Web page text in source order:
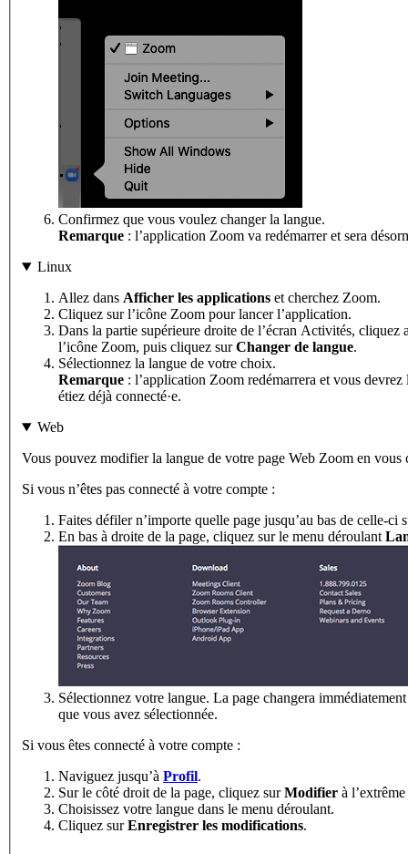
Confirmez que vous voulez changer la langue.
Remarque : l’application Zoom va redémarrer et sera
Linux
Allez dans Afficher les applications et cherchez Zoom.
Cliquez sur l’icône Zoom pour lancer l’application.
Dans la partie supérieure droite de l’écran Activités, cliquez
l’icône Zoom, puis cliquez surChanger de langue.
Sélectionnez la langue de votre choix.
Remarque : l’application Zoom redémarrera et vous
étiez déjà connecté·e.
Web
Vous pouvez modifier la langue de votre page Web Zoom en vous
Si vous n’êtes pas connecté à votre compte :
Faites défiler n’importe quelle page jusqu’au bas de celle-ci
En bas à droite de la page, cliquez sur le menu déroulant
Sélectionnez votre langue. La page changera
que vous avez sélectionnée.
Si vous êtes connecté à votre compte :
Naviguez jusqu’à Profil.
Sur le côté droit de la page, cliquez surModifier à
Choisissez votre langue dans le menu déroulant.
Cliquez surEnregistrer les modifications.